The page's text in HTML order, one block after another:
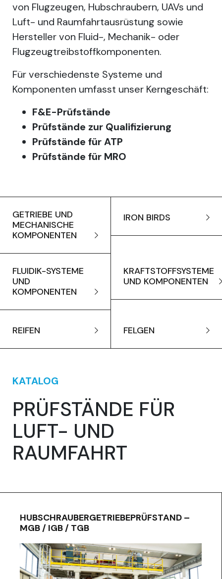
von Flugzeugen, Hubschraubern, UAVs und
Luft- und Raumfahrtausrüstung sowie
Hersteller von Fluid-, Mechanik- oder
Flugzeugtreibstoffkomponenten.
Für verschiedenste Systeme und
Komponenten umfasst unser Kerngeschäft:
F&E-Prüfstände
Prüfstände zur Qualifizierung
Prüfstände für ATP
Prüfstände für MRO
GETRIEBE UND
MECHANISCHE
KOMPONENTEN
IRON BIRDS
FLUIDIK-SYSTEME
UND
KOMPONENTEN
KRAFTSTOFFSYSTEME
UND KOMPONENTEN
REIFEN FELGEN
KATALOG
PRÜFSTÄNDE FÜR
LUFT- UND
RAUMFAHRT
HUBSCHRAUBERGETRIEBEPRÜFSTAND –
MGB / IGB / TGB